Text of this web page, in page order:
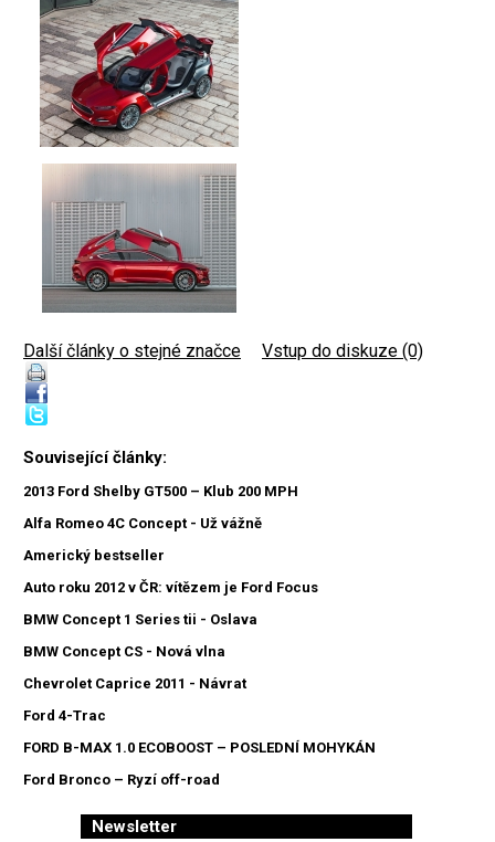
Další články o stejné značce Vstup do diskuze (0)
Související články:
2013 Ford Shelby GT500 – Klub 200 MPH
Alfa Romeo 4C Concept - Už vážně
Americký bestseller
Auto roku 2012 v ČR: vítězem je Ford Focus
BMW Concept 1 Series tii - Oslava
BMW Concept CS - Nová vlna
Chevrolet Caprice 2011 - Návrat
Ford 4-Trac
FORD B-MAX 1.0 ECOBOOST – POSLEDNÍ MOHYKÁN
Ford Bronco – Ryzí off-road
Newsletter